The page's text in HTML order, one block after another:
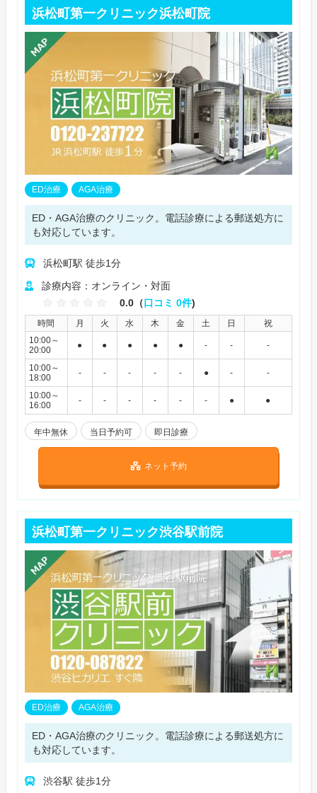
浜松町第一クリニック浜松町院
ED治療 AGA治療
ED・AGA治療のクリニック。電話診療による郵送処方に
も対応しています。
浜松町駅 徒歩1分
診療内容：オンライン・対面
0.0（口コミ 0件)
時間 月 火 水 木 金 土 日
祝
10:00～
20:00
● ● ● ● ● - - -
10:00～
18:00
- - - - - ● - -
10:00～
16:00
- - - - - - ● ●
年中無休 当日予約可 即日診療
ネット予約
浜松町第一クリニック渋谷駅前院
ED治療 AGA治療
ED・AGA治療のクリニック。電話診療による郵送処方に
も対応しています。
渋谷駅 徒歩1分